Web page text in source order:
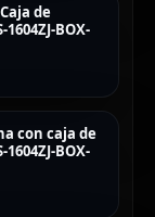
de
BOX-
con caja de
BOX-